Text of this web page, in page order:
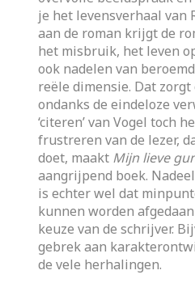
je het levensverhaal van
aan de roman krijgt de
het misbruik, het leven
ook nadelen van
reële dimensie. Dat
ondanks de eindeloze
‘citeren’ van Vogel toch
frustreren van de lezer,
doet, maakt Mijn lieve
aangrijpend boek.
is echter wel dat
kunnen worden
keuze van de schrijver.
gebrek aan
de vele herhalingen.